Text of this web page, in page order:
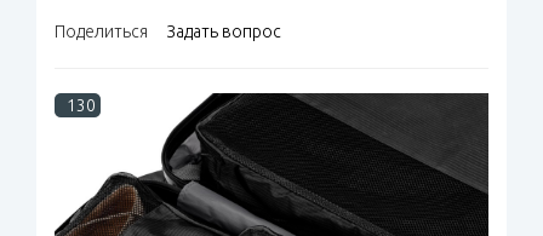
Поделиться Задать вопрос
130